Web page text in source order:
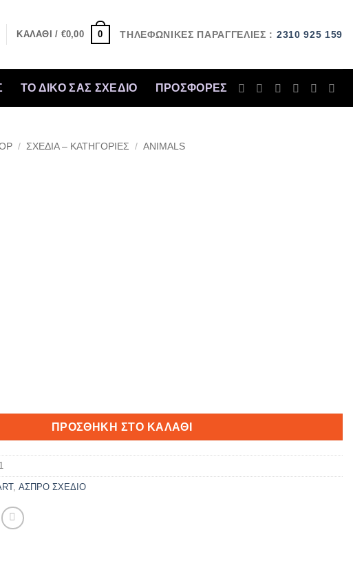
ΚΑΛΆΘΙ / €0,00 0 ΤΗΛΕΦΩΝΙΚΕΣ ΠΑΡΑΓΓΕΛΙΕΣ : 2310 925 159
ΤΟ ΔΙΚΟ ΣΑΣ ΣΧΕΔΙΟ ΠΡΟΣΦΟΡΈΣ
/ ΣΧΕΔΙΑ – ΚΑΤΗΓΟΡΙΕΣ / ANIMALS
ΠΡΟΣΘΉΚΗ ΣΤΟ ΚΑΛΆΘΙ
, ΑΣΠΡΟ ΣΧΕΔΙΟ